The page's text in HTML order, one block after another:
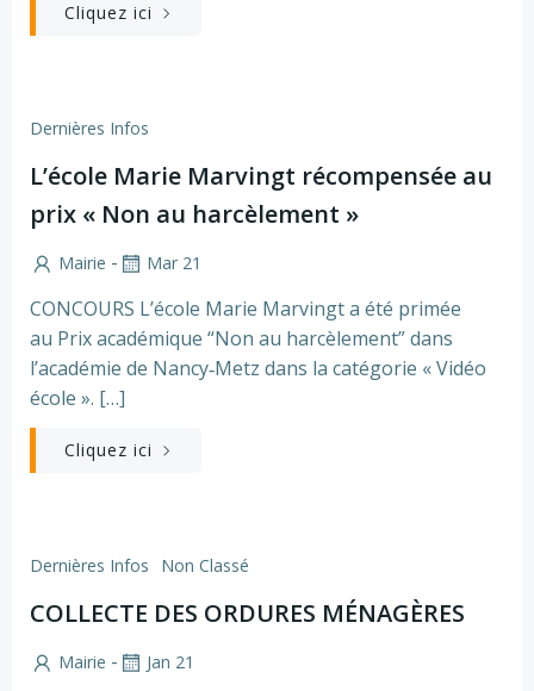
Cliquez ici
Dernières Infos
L’école Marie Marvingt récompensée au
prix « Non au harcèlement »
Mairie - Mar 21
CONCOURS L’école Marie Marvingt a été primée
au Prix académique “Non au harcèlement” dans
l’académie de Nancy‑Metz dans la catégorie « Vidéo
école ». […]
Cliquez ici
Dernières Infos Non Classé
COLLECTE DES ORDURES MÉNAGÈRES
Mairie - Jan 21